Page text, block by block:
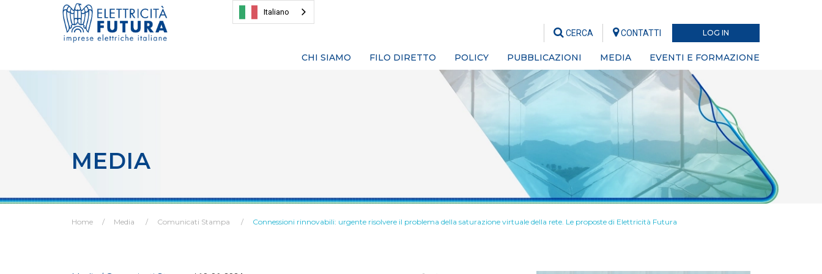
Italiano
LOG IN
CERCA CONTATTI
CHI SIAMO FILO DIRETTO POLICY PUBBLICAZIONI MEDIA EVENTI E FORMAZIONE
MEDIA
Home Media Comunicati Stampa Connessioni rinnovabili: urgente risolvere il problema della saturazione virtuale della rete. Le proposte di Elettricità Futura